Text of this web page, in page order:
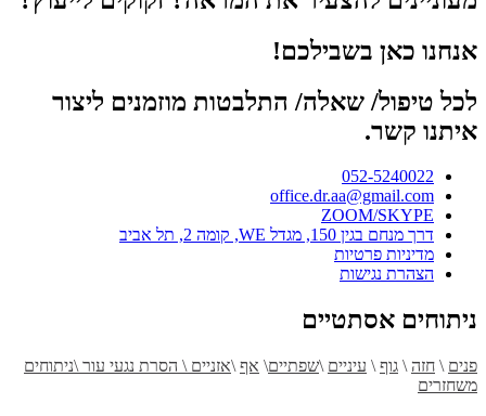
אנחנו כאן בשבילכם!
לכל טיפול/ שאלה/ התלבטות מוזמנים ליצור
איתנו קשר.
052-5240022
office.dr.aa@gmail.com
ZOOM/SKYPE
דרך מנחם בגין 150, מגדל WE, קומה 2, תל אביב
מדיניות פרטיות
הצהרת נגישות
ניתוחים אסתטיים
פנים \ חזה \ גוף \ עיניים \שפתיים\ אף \אזניים \ הסרת נגעי עור \ניתוחים
משחזרים